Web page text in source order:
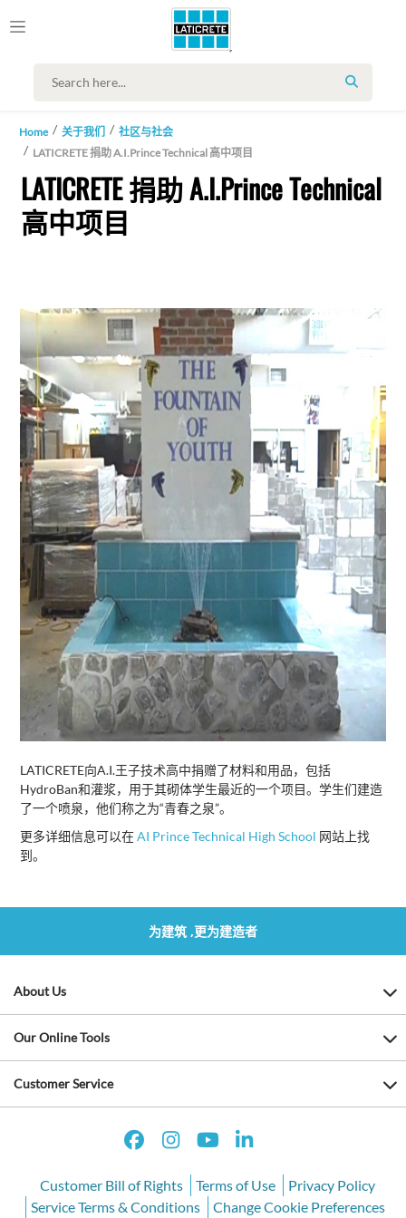
SEARCH
Home 关于我们
社区与社会
LATICRETE 捐助 A.I.Prince Technical 高中项目
LATICRETE 捐助 A.I.Prince Technical
高中项目
LATICRETE向A.I.王子技术高中捐赠了材料和用品，包括
HydroBan和灌浆，用于其砌体学生最近的一个项目。学生们建造
了一个喷泉，他们称之为“青春之泉”。
更多详细信息可以在AI Prince Technical High School 网站上找
到。
为建筑 ,更为建造者
About Us
Our Online Tools
Customer Service
Customer Bill of Rights Terms of Use
Privacy Policy
Service Terms & Conditions
Change Cookie Preferences